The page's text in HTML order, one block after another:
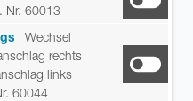
Nr. 60013
| Wechsel
rechts
links
60044